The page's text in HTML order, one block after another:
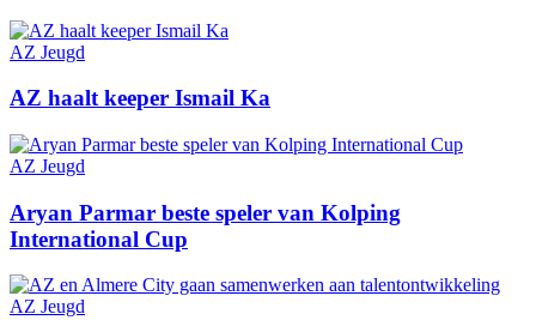
AZ Jeugd
AZ haalt keeper Ismail Ka
AZ Jeugd
Aryan Parmar beste speler van Kolping
International Cup
AZ Jeugd